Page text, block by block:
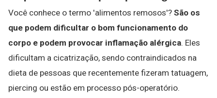
Você conhece o termo 'alimentos remosos'? São os
que podem dificultar o bom funcionamento do
corpo e podem provocar inflamação alérgica. Eles
dificultam a cicatrização, sendo contraindicados na
dieta de pessoas que recentemente fizeram tatuagem,
piercing ou estão em processo pós-operatório.